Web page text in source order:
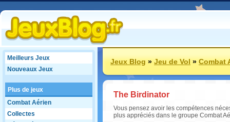
Meilleurs Jeux
Nouveaux Jeux
Plus de jeux
Combat Aérien
Collectes
Jeux Blog»Jeu de Vol»Combat
The Birdinator
Vous pensez avoir les compétences
plus appréciés dans le groupe Combat